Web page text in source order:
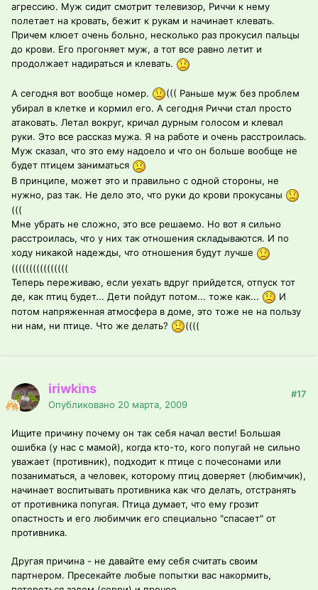
агрессию. Муж сидит смотрит телевизор, Риччи к нему
полетает на кровать, бежит к рукам и начинает клевать.
Причем клюет очень больно, несколько раз прокусил пальцы
до крови. Его прогоняет муж, а тот все равно летит и
продолжает надираться и клевать.
А сегодня вот вообще номер.
((( Раньше муж без проблем
убирал в клетке и кормил его. А сегодня Риччи стал просто
атаковать. Летал вокруг, кричал дурным голосом и клевал
руки. Это все рассказ мужа. Я на работе и очень расстроилась.
Муж сказал, что это ему надоело и что он больше вообще не
будет птицем заниматься
В принципе, может это и правильно с одной стороны, не
нужно, раз так. Не дело это, что руки до крови прокусаны
(((
Мне убрать не сложно, это все решаемо. Но вот я сильно
расстроилась, что у них так отношения складываются. И по
ходу никакой надежды, что отношения будут лучше
((((((((((((((((
Теперь переживаю, если уехать вдруг прийдется, отпуск тот
де, как птиц будет... Дети пойдут потом... тоже как...
И
потом напряженная атмосфера в доме, это тоже не на пользу
ни нам, ни птице. Что же делать?
((((
iriwkins
Опубликовано 20 марта, 2009
#17
Ищите причину почему он так себя начал вести! Большая
ошибка (у нас с мамой), когда кто-то, кого попугай не сильно
уважает (противник), подходит к птице с почесонами или
позаниматься, а человек, которому птиц доверяет (любимчик),
начинает воспитывать противника как что делать, отстранять
от противника попугая. Птица думает, что ему грозит
опастность и его любимчик его специально "спасает" от
противника.
Другая причина - не давайте ему себя считать своим
партнером. Пресекайте любые попытки вас накормить,